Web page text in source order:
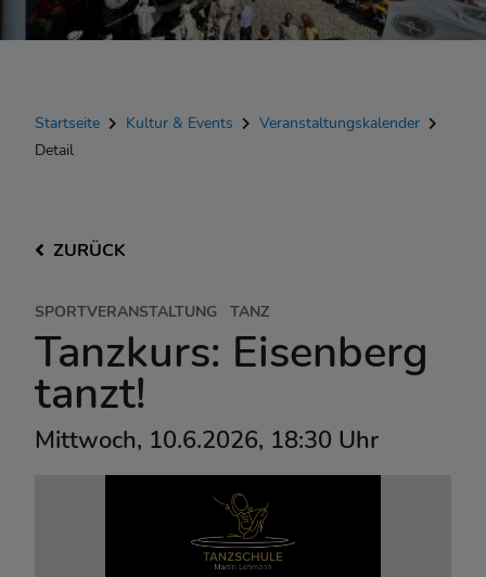
Startseite Kultur & Events
Veranstaltungskalender
Detail
ZURÜCK
SPORTVERANSTALTUNG TANZ
Tanzkurs: Eisenberg
tanzt!
Mittwoch, 10.6.2026, 18:30 Uhr